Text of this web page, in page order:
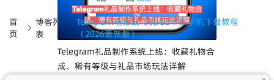
Telegram礼品制作系统上线：收藏礼物合
成、稀有等级与礼品市场玩法详解
首
页
博客列
表
Telegram电报纸飞机iOS苹果手机下载教程
（2026最新版）